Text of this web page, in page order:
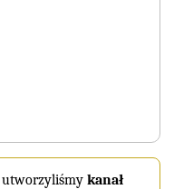
utworzyliśmy kanał